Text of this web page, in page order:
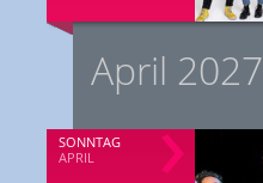
April 2027
SONNTAG
APRIL